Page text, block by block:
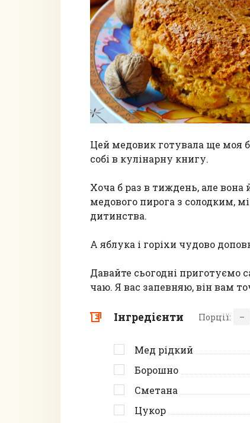
Цей медовик готувала ще моя
собі в кулінарну книгу.
Хоча б раз в тиждень, але
медового пирога з солодким,
дитинства.
А яблука і горіхи чудово
Давайте сьогодні приготуємо
чаю. Я вас запевняю, він вам
Інгредієнти Порції: –
Мед рідкий
Борошно
Сметана
Цукор